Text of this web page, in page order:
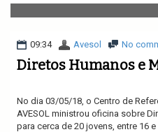
i
i
09:34 Avesol No
Diretos Humanos e
No dia 03/05/18, o Centro de
AVESOL ministrou oficina sobre
para cerca de 20 jovens, entre 16